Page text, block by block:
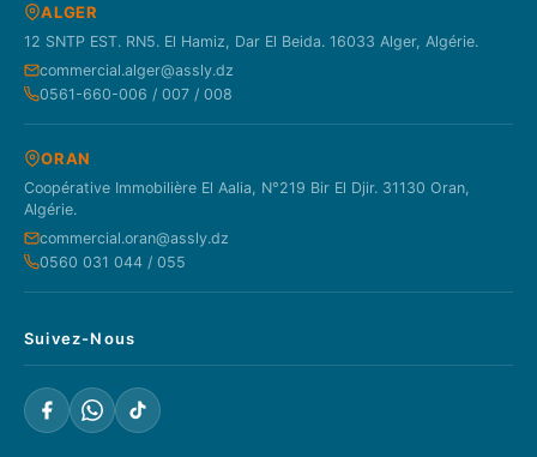
ALGER
12 SNTP EST. RN5. El Hamiz, Dar El Beida. 16033 Alger, Algérie.
commercial.alger@assly.dz
0561-660-006 / 007 / 008
ORAN
Coopérative Immobilière El Aalia, N°219 Bir El Djir. 31130 Oran,
Algérie.
commercial.oran@assly.dz
0560 031 044 / 055
Suivez-Nous